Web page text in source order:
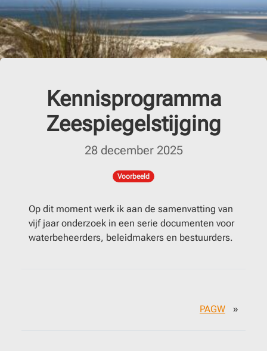
Kennisprogramma
Zeespiegelstijging
28 december 2025
Voorbeeld
Op dit moment werk ik aan de samenvatting van
vijf jaar onderzoek in een serie documenten voor
waterbeheerders, beleidmakers en bestuurders.
PAGW »